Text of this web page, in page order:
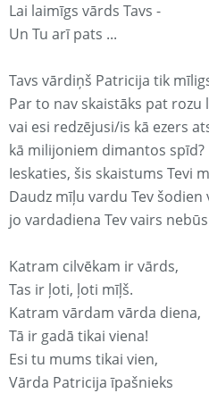
Lai laimīgs vārds Tavs -
Un Tu arī pats ...
Tavs vārdiņš Patricija tik
Par to nav skaistāks pat rozu
vai esi redzējusi/is kā ezers
kā milijoniem dimantos spīd?
Ieskaties, šis skaistums Tevi
Daudz mīļu vardu Tev šodien
jo vardadiena Tev vairs
Katram cilvēkam ir vārds,
Tas ir ļoti, ļoti mīļš.
Katram vārdam vārda diena,
Tā ir gadā tikai viena!
Esi tu mums tikai vien,
Vārda Patricija īpašnieks